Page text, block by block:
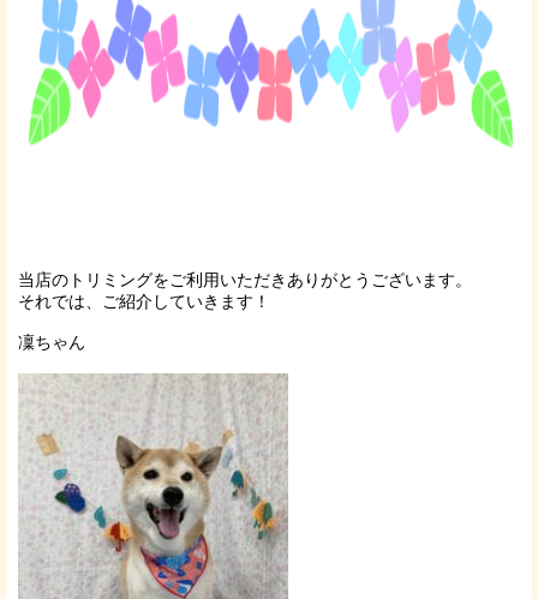
当店のトリミングをご利用いただきありがとうございます。
それでは、ご紹介していきます！
凜ちゃん